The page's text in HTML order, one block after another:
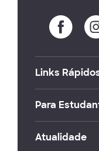
Links
Para
Atualidade